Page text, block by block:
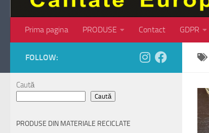
Prima pagina PRODUSE Contact GDPR
FOLLOW:
Caută
Caută
PRODUSE DIN MATERIALE RECICLATE